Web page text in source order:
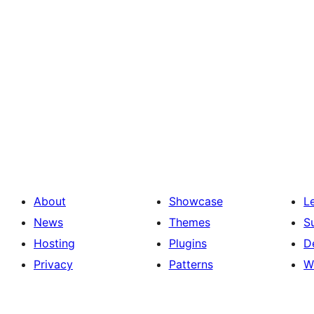
About
News
Hosting
Privacy
Showcase
Themes
Plugins
Patterns